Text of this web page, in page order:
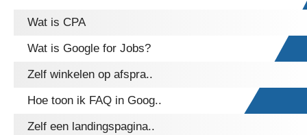
Wat is CPA
Wat is Google for Jobs?
Zelf winkelen op afspra..
Hoe toon ik FAQ in Goog..
Zelf een landingspagina..